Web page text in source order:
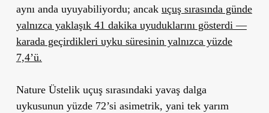
aynı anda uyuyabiliyordu; ancak uçuş sırasında günde
yalnızca yaklaşık 41 dakika uyuduklarını gösterdi —
karada geçirdikleri uyku süresinin yalnızca yüzde
7,4’ü.
Nature Üstelik uçuş sırasındaki yavaş dalga
uykusunun yüzde 72’si asimetrik, yani tek yarım